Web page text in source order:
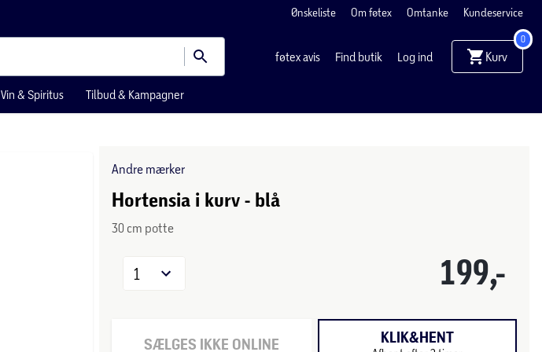
Ønskeliste Om føtex Omtanke Kundeservice
føtex avis Find butik Log ind Kurv
0
Vin & Spiritus Tilbud & Kampagner
Andre mærker
Hortensia i kurv - blå
30 cm potte
199,-
1
SÆLGES IKKE ONLINE KLIK&HENT